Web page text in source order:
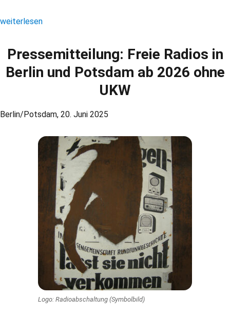
„Radio Industry: Transmitter Festival für Kunst und Gegenwart“
weiterlesen
Pressemitteilung: Freie Radios in
Berlin und Potsdam ab 2026 ohne
UKW
Berlin/Potsdam, 20. Juni 2025
Logo: Radioabschaltung (Symbolbild)